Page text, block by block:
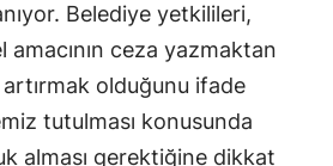
Belediye yetkilileri,
amacının ceza yazmaktan
olduğunu ifade
tutulması konusunda
alması gerektiğine dikkat